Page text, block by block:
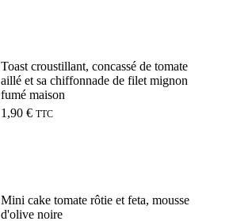
Toast croustillant, concassé de tomate
aillé et sa chiffonnade de filet mignon
fumé maison
1,90 € TTC
Mini cake tomate rôtie et feta, mousse
d'olive noire